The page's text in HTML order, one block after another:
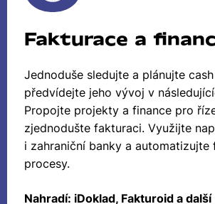
Fakturace a
Jednoduše sledujte a plánujte
předvídejte jeho vývoj v
Propojte projekty a finance pro
zjednodušte fakturaci. Využijte
i zahraniční banky a automatizujte
procesy.
Nahradí: iDoklad, Fakturoid a další